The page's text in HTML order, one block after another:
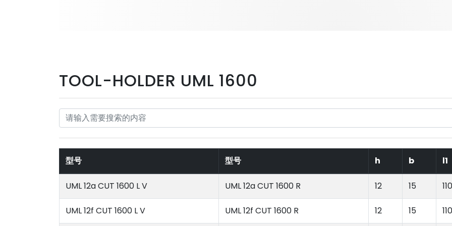
TOOL-HOLDER UML 1600
型号 型号 h b l1
UML 12a CUT 1600 L V UML 12a CUT 1600 R 12 15 110
UML 12f CUT 1600 L V UML 12f CUT 1600 R 12 15 110